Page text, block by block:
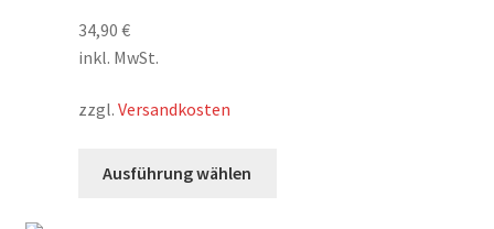
34,90 €
inkl. MwSt.
zzgl. Versandkosten
Ausführung wählen